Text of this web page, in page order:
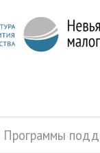
Программы